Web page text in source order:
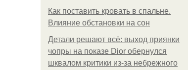
Как поставить кровать в спальне.
Влияние обстановки на сон
Детали решают всё: выход приянки
чопры на показе Dior обернулся
шквалом критики из-за небрежного